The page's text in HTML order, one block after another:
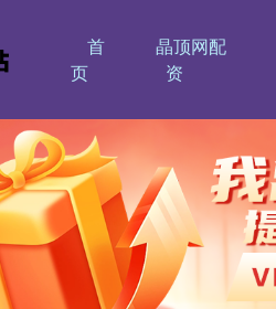
首
页
晶顶网配
资